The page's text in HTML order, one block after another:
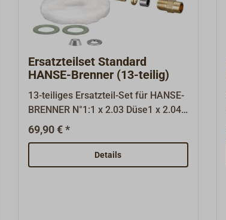
Ersatzteilset Standard
HANSE-Brenner (13-teilig)
13-teiliges Ersatzteil-Set für HANSE-
BRENNER N°1:1 x 2.03 Düse1 x 2.04
Nadel1 x 2.05 Spindel1 x 2.06
Spindelring1 x 2.07 Graphitpackung1
x 2.08 Spindelmutter1 x 3.01 Splint1
x 3.02 Konus2 x 3.03 Dichtung 1,01 x
69,90 € *
Details